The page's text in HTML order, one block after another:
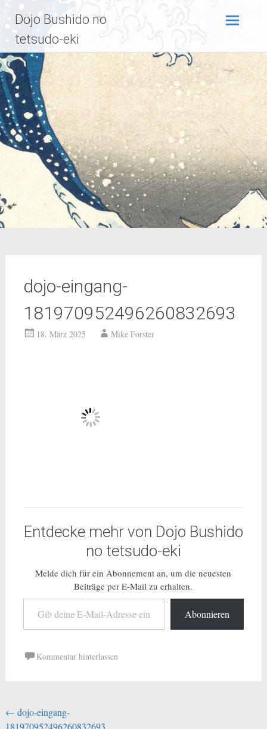
Inhalt
springen
Dojo Bushido no
tetsudo-eki
dojo-eingang-
181970952496260832693
18. März 2025 Mike Forster
Entdecke mehr von Dojo Bushido
no tetsudo-eki
Melde dich für ein Abonnement an, um die neuesten
Beiträge per E-Mail zu erhalten.
Gib deine E-Mail-Adresse ein ...
Abonnieren
Kommentar hinterlassen
Beitragsnavigation
← dojo-eingang-
181970952496260832693